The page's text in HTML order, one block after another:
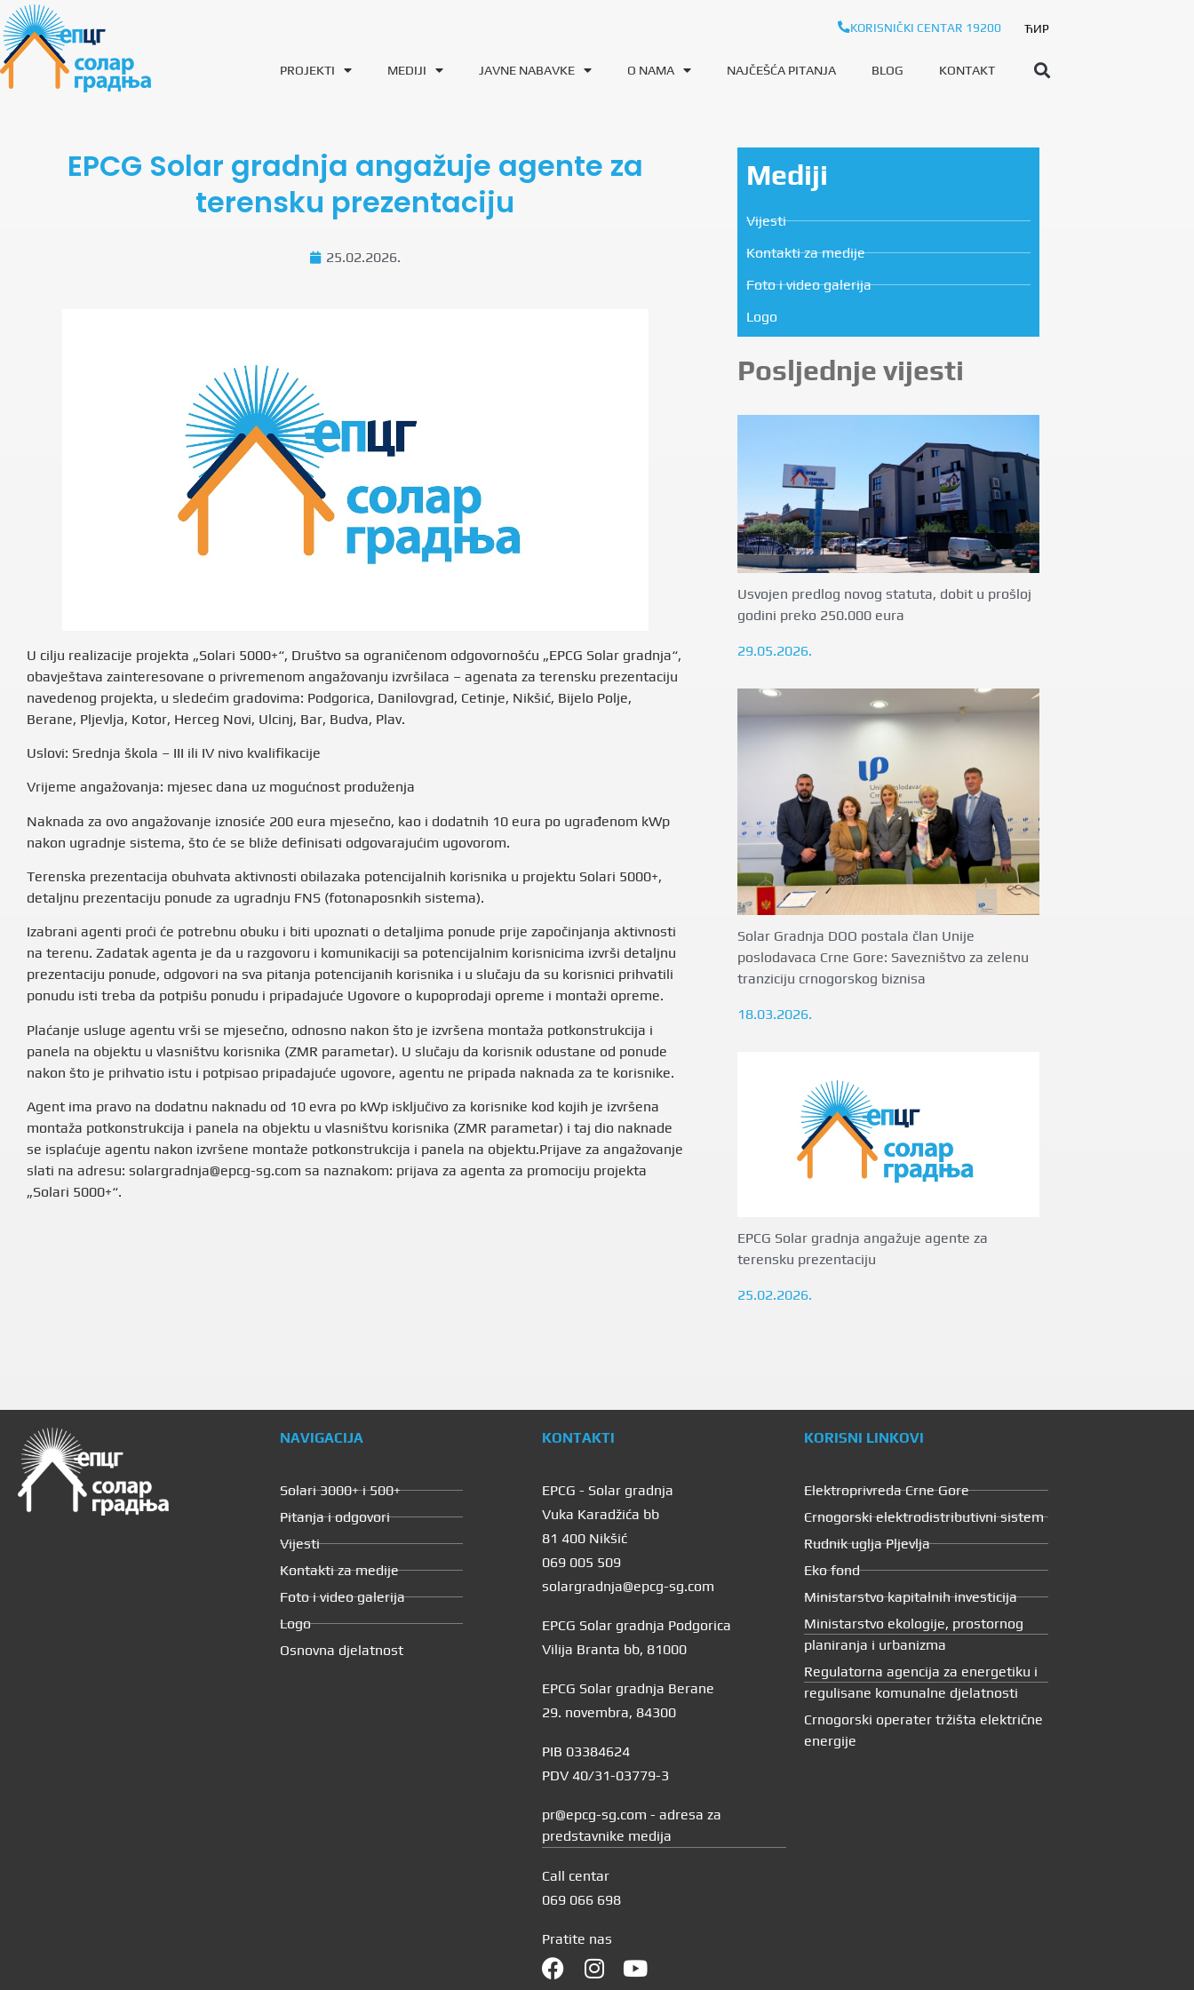
KORISNIČKI CENTAR 19200 ЋИР
PROJEKTI MEDIJI JAVNE NABAVKE O NAMA NAJČEŠĆA PITANJA BLOG KONTAKT
EPCG Solar gradnja angažuje agente za
terensku prezentaciju
25.02.2026.
U cilju realizacije projekta „Solari 5000+“, Društvo sa ograničenom odgovornošću „EPCG Solar gradnja“,
obavještava zainteresovane o privremenom angažovanju izvršilaca – agenata za terensku prezentaciju
navedenog projekta, u sledećim gradovima: Podgorica, Danilovgrad, Cetinje, Nikšić, Bijelo Polje,
Berane, Pljevlja, Kotor, Herceg Novi, Ulcinj, Bar, Budva, Plav.
Uslovi: Srednja škola – III ili IV nivo kvalifikacije
Vrijeme angažovanja: mjesec dana uz mogućnost produženja
Naknada za ovo angažovanje iznosiće 200 eura mjesečno, kao i dodatnih 10 eura po ugrađenom kWp
nakon ugradnje sistema, što će se bliže definisati odgovarajućim ugovorom.
Terenska prezentacija obuhvata aktivnosti obilazaka potencijalnih korisnika u projektu Solari 5000+,
detaljnu prezentaciju ponude za ugradnju FNS (fotonaposnkih sistema).
Izabrani agenti proći će potrebnu obuku i biti upoznati o detaljima ponude prije započinjanja aktivnosti
na terenu. Zadatak agenta je da u razgovoru i komunikaciji sa potencijalnim korisnicima izvrši detaljnu
prezentaciju ponude, odgovori na sva pitanja potencijanih korisnika i u slučaju da su korisnici prihvatili
ponudu isti treba da potpišu ponudu i pripadajuće Ugovore o kupoprodaji opreme i montaži opreme.
Plaćanje usluge agentu vrši se mjesečno, odnosno nakon što je izvršena montaža potkonstrukcija i
panela na objektu u vlasništvu korisnika (ZMR parametar). U slučaju da korisnik odustane od ponude
nakon što je prihvatio istu i potpisao pripadajuće ugovore, agentu ne pripada naknada za te korisnike.
Agent ima pravo na dodatnu naknadu od 10 evra po kWp isključivo za korisnike kod kojih je izvršena
montaža potkonstrukcija i panela na objektu u vlasništvu korisnika (ZMR parametar) i taj dio naknade
se isplaćuje agentu nakon izvršene montaže potkonstrukcija i panela na objektu.Prijave za angažovanje
slati na adresu: solargradnja@epcg-sg.com sa naznakom: prijava za agenta za promociju projekta
„Solari 5000+“.
Mediji
Vijesti
Kontakti za medije
Foto i video galerija
Logo
Posljednje vijesti
Usvojen predlog novog statuta, dobit u prošloj
godini preko 250.000 eura
29.05.2026.
Solar Gradnja DOO postala član Unije
poslodavaca Crne Gore: Savezništvo za zelenu
tranziciju crnogorskog biznisa
18.03.2026.
EPCG Solar gradnja angažuje agente za
terensku prezentaciju
25.02.2026.
NAVIGACIJA
Solari 3000+ i 500+
Pitanja i odgovori
Vijesti
Kontakti za medije
Foto i video galerija
Logo
Osnovna djelatnost
KONTAKTI
EPCG - Solar gradnja
Vuka Karadžića bb
81 400 Nikšić
069 005 509
solargradnja@epcg-sg.com
EPCG Solar gradnja Podgorica
Vilija Branta bb, 81000
EPCG Solar gradnja Berane
29. novembra, 84300
PIB 03384624
PDV 40/31-03779-3
pr@epcg-sg.com - adresa za
predstavnike medija
Call centar
069 066 698
Pratite nas
KORISNI LINKOVI
Elektroprivreda Crne Gore
Crnogorski elektrodistributivni sistem
Rudnik uglja Pljevlja
Eko fond
Ministarstvo kapitalnih investicija
Ministarstvo ekologije, prostornog
planiranja i urbanizma
Regulatorna agencija za energetiku i
regulisane komunalne djelatnosti
Crnogorski operater tržišta električne
energije